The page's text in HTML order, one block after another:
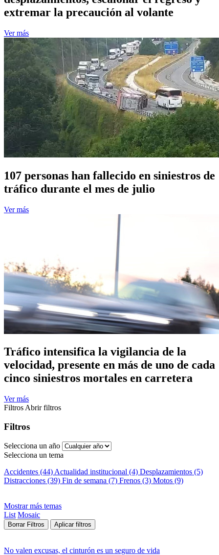
extremar la precaución al volante
Ver más
107 personas han fallecido en siniestros de
tráfico durante el mes de julio
Ver más
Tráfico intensifica la vigilancia de la
velocidad, presente en más de uno de cada
cinco siniestros mortales en carretera
Ver más
Filtros Abrir filtros
Filtros
Selecciona un año
Selecciona un tema
Accidentes (44) Actualidad institucional (4) Desplazamientos (5)
Distracciones (39) Fin de semana (7) Frenos (3) Motos (9)
Mostrar más temas
List Mosaic
Borrar Filtros Aplicar filtros
No valen excusas, el cinturón es un seguro de vida